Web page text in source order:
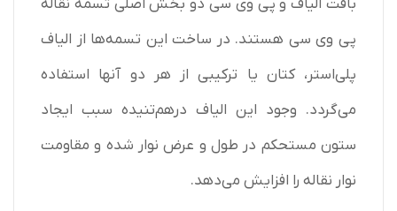
بافت الیاف و پی وی سی دو بخش اصلی تسمه نقاله
پی وی سی هستند. در ساخت این تسمه‌ها از الیاف
پلی‌استر، کتان یا ترکیبی از هر دو آنها استفاده
می‌گردد. وجود این الیاف درهم‌تنیده سبب ایجاد
ستون مستحکم در طول و عرض نوار شده و مقاومت
نوار نقاله را افزایش می‌دهد.